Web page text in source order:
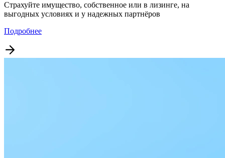
Страхуйте имущество, собственное или в лизинге, на
выгодных условиях и у надежных партнёров
Подробнее